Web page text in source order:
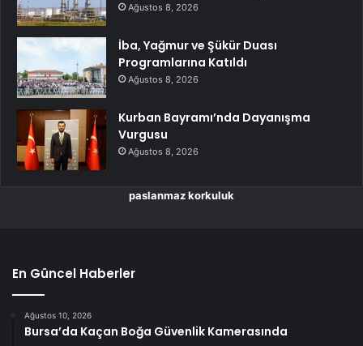
Ağustos 8, 2026
İba, Yağmur ve Şükür Duası
Programlarına Katıldı
Ağustos 8, 2026
Kurban Bayramı’nda Dayanışma
Vurgusu
Ağustos 8, 2026
paslanmaz korkuluk
En Güncel Haberler
Ağustos 10, 2026
Bursa’da Kaçan Boğa Güvenlik Kamerasında